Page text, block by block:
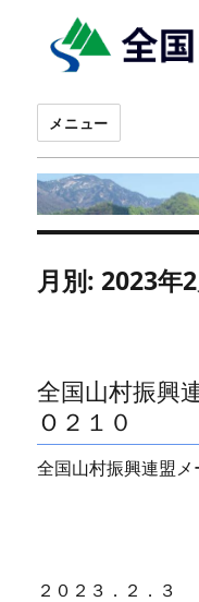
メニュー
月別: 2023年
全国山村振興
Ｏ２１０
全国山村振興連盟メ
２０２３．２．３